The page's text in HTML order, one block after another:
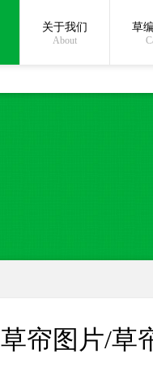
关于我们
About
草
草帘图片/草